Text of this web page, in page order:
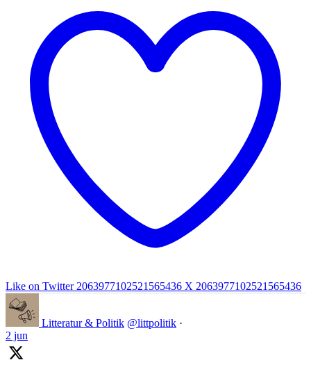
Like on Twitter 2063977102521565436 X 2063977102521565436
Litteratur & Politik @littpolitik ·
2 jun